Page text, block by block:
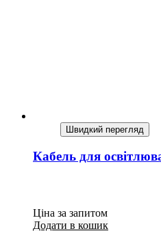
Швидкий перегляд
Кабель для
Ціна за запитом
Додати в кошик